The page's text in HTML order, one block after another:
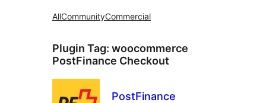
AllCommunityCommercial
Plugin Tag: woocommerce
PostFinance Checkout
PostFinance